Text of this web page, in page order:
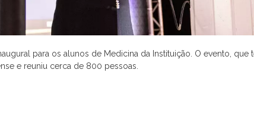
para os alunos de Medicina da Instituição. O evento, que
e reuniu cerca de 800 pessoas.